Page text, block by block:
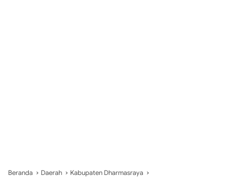
Beranda Daerah Kabupaten Dharmasraya